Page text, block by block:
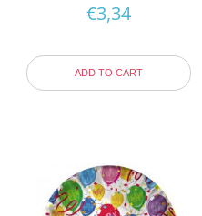
€3,34
ADD TO CART